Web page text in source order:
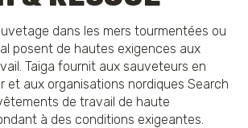
dans les mers tourmentées ou
posent de hautes exigences aux
Taiga fournit aux sauveteurs en
et aux organisations nordiques Search
de travail de haute
à des conditions exigeantes.